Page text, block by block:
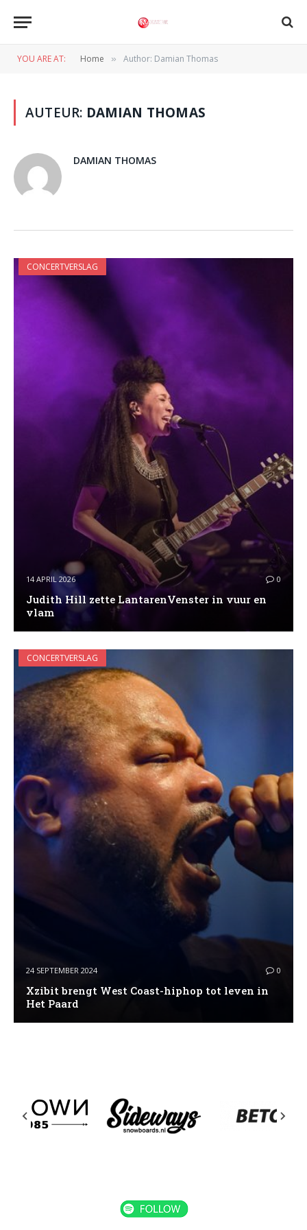
YOU ARE AT: Home » Author: Damian Thomas
AUTEUR: DAMIAN THOMAS
DAMIAN THOMAS
CONCERTVERSLAG
14 APRIL 2026 0
Judith Hill zette LantarenVenster in vuur en
vlam
CONCERTVERSLAG
24 SEPTEMBER 2024 0
Xzibit brengt West Coast-hiphop tot leven in
Het Paard